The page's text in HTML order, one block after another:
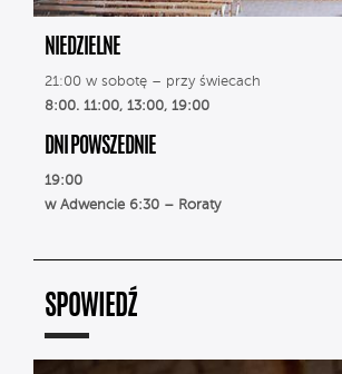
NIEDZIELNE
21:00 w sobotę – przy świecach
8:00. 11:00, 13:00, 19:00
DNI POWSZEDNIE
19:00
w Adwencie 6:30 – Roraty
SPOWIEDŹ